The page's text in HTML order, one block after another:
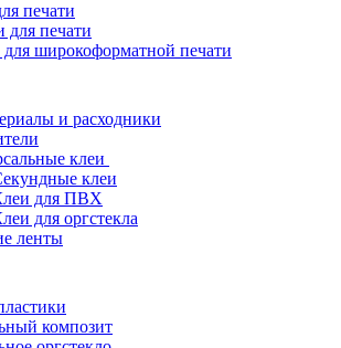
печати
для печати
для широкоформатной печати
и расходники
клеи
клеи
для ПВХ
для оргстекла
ленты
композит